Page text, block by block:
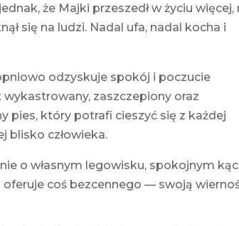
że Majki przeszedł w życiu więcej,
się na ludzi. Nadal ufa, nadal kocha i
odzyskuje spokój i poczucie
zaszczepiony oraz
pies, który potrafi cieszyć się z każdej
blisko człowieka.
o własnym legowisku, spokojnym
coś bezcennego — swoją